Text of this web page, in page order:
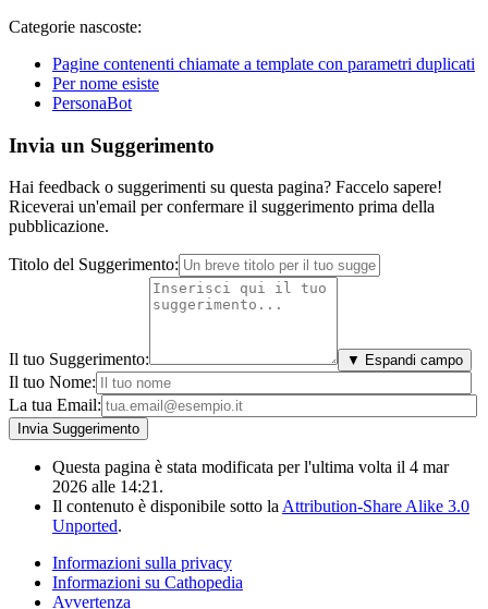
Categorie nascoste:
Pagine contenenti chiamate a template con parametri duplicati
Per nome esiste
PersonaBot
Invia un Suggerimento
Hai feedback o suggerimenti su questa pagina? Faccelo sapere!
Riceverai un'email per confermare il suggerimento prima della
pubblicazione.
Titolo del Suggerimento:
Il tuo Suggerimento: ▼ Espandi campo
Il tuo Nome:
La tua Email:
Questa pagina è stata modificata per l'ultima volta il 4 mar
2026 alle 14:21.
Il contenuto è disponibile sotto laAttribution-Share Alike 3.0
Unported.
Informazioni sulla privacy
Informazioni su Cathopedia
Avvertenza